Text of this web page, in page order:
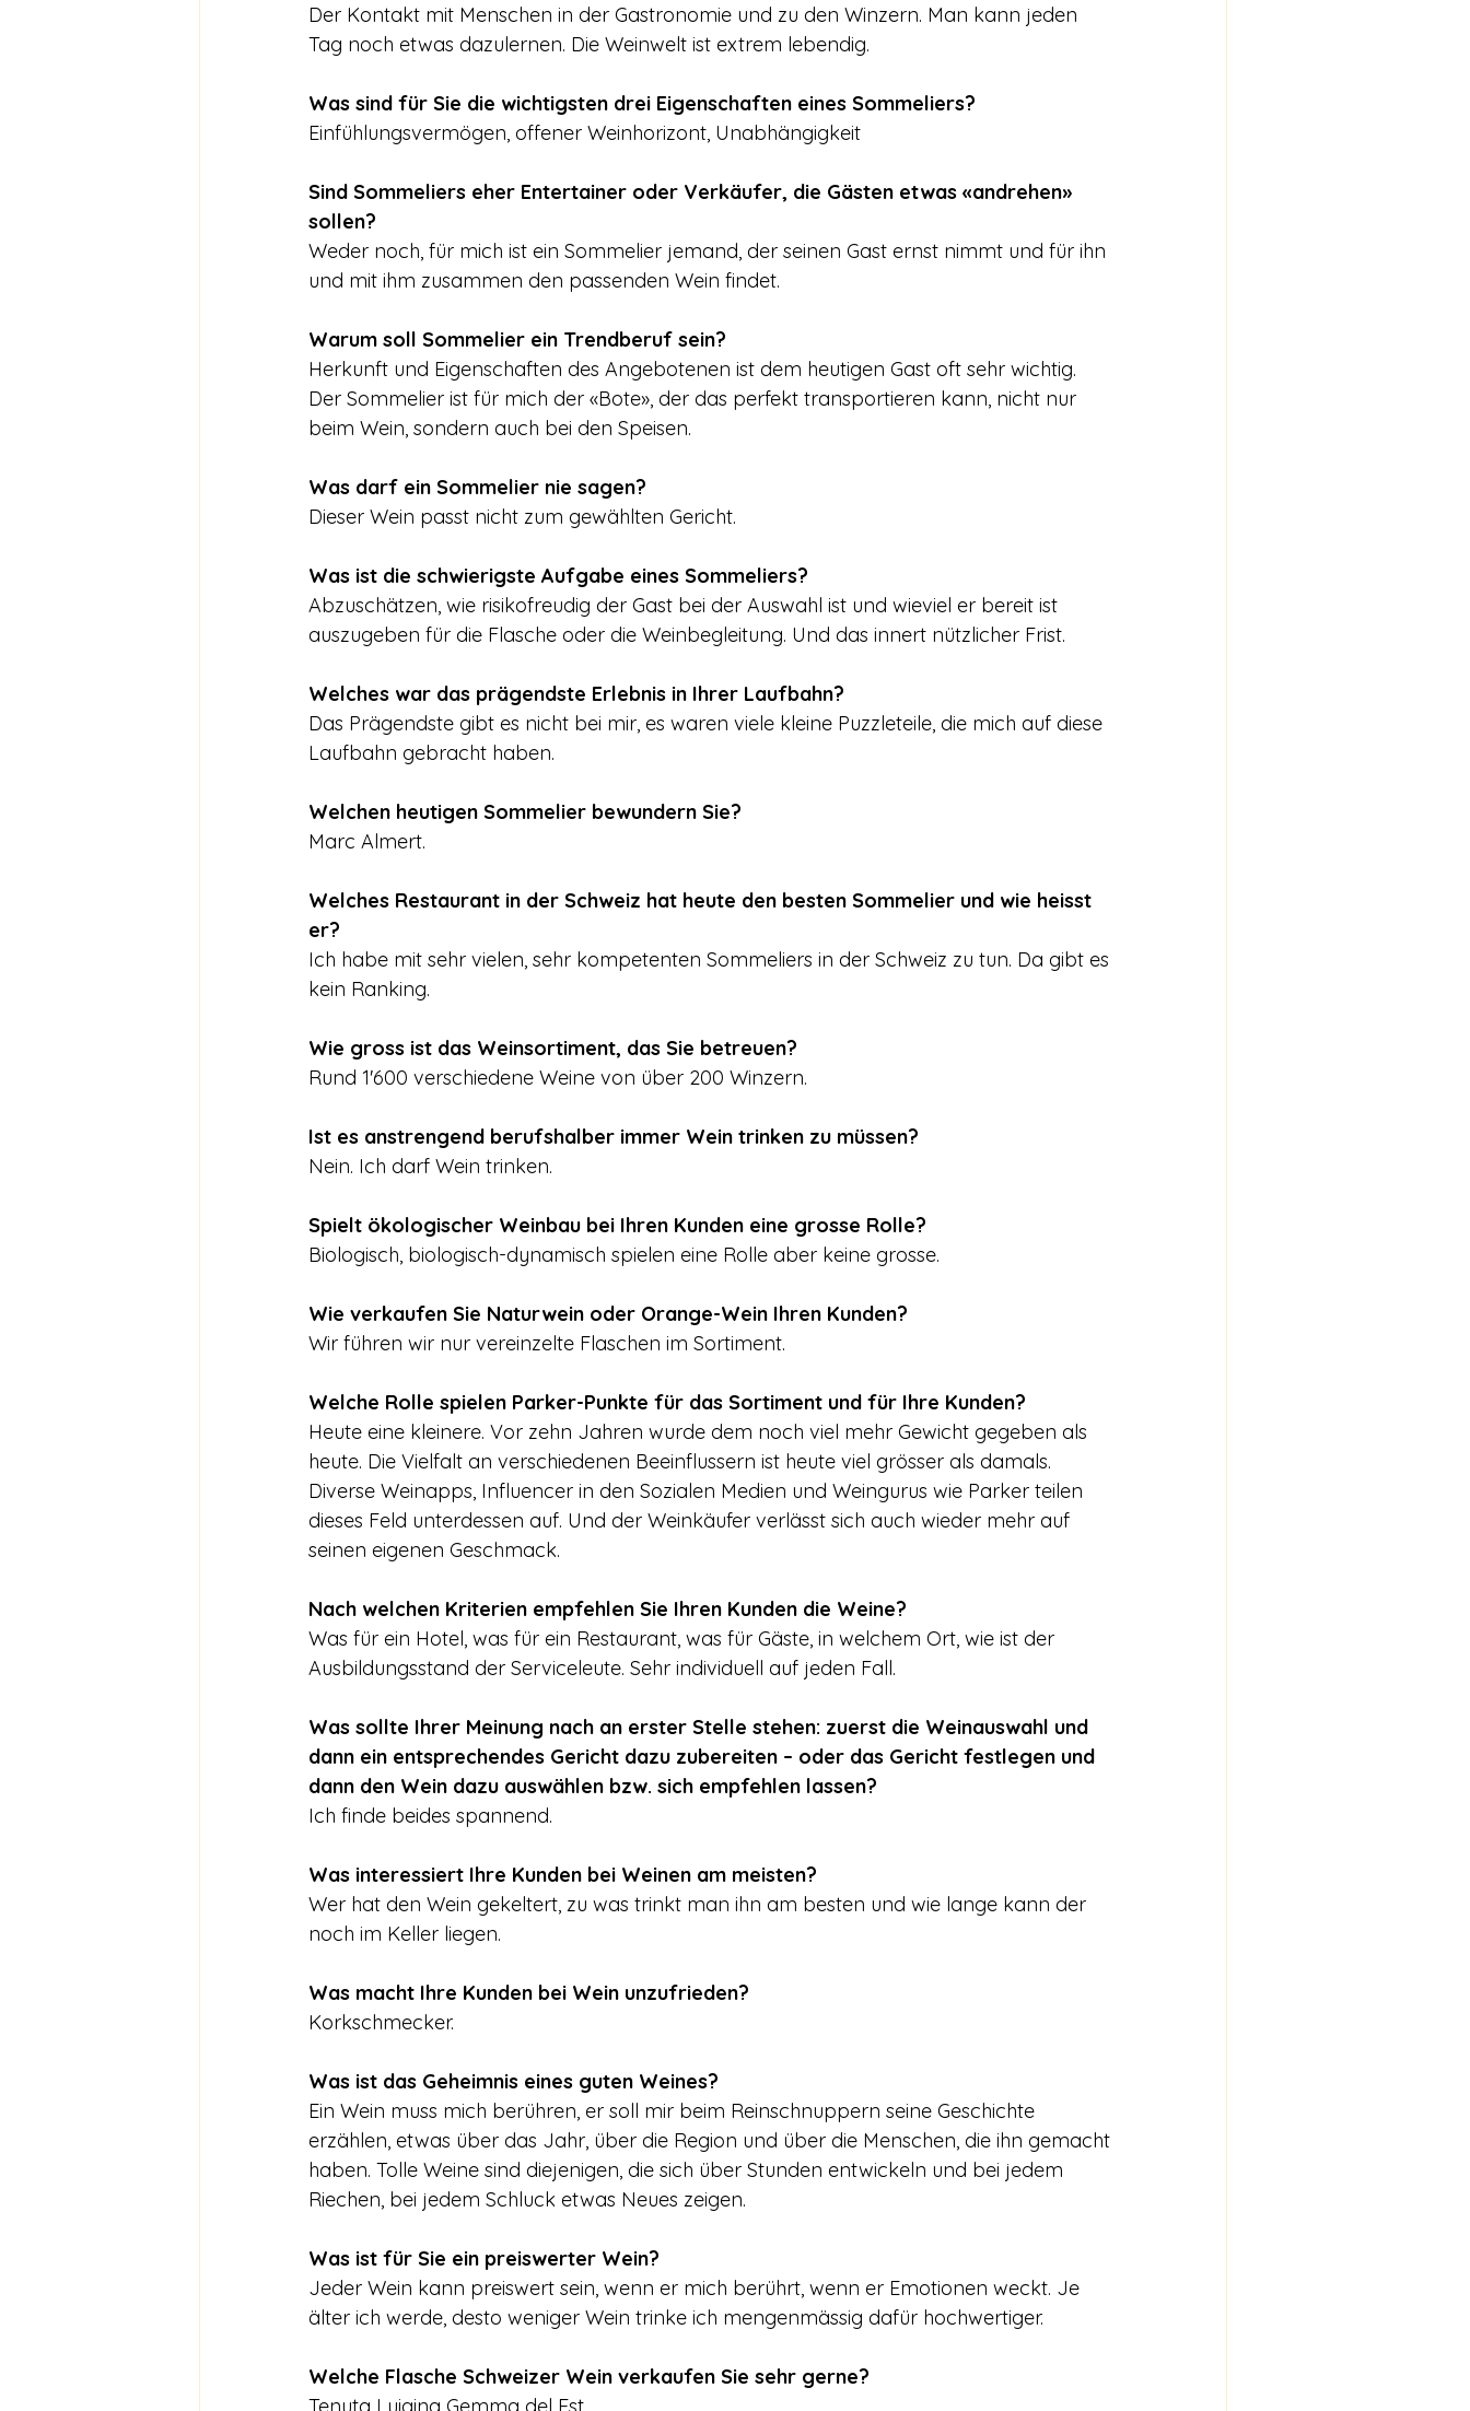
Der Kontakt mit Menschen in der Gastronomie und zu den Winzern. Man kann jeden
Tag noch etwas dazulernen. Die Weinwelt ist extrem lebendig.
Was sind für Sie die wichtigsten drei Eigenschaften eines Sommeliers?
Einfühlungsvermögen, offener Weinhorizont, Unabhängigkeit
Sind Sommeliers eher Entertainer oder Verkäufer, die Gästen etwas «andrehen»
sollen?
Weder noch, für mich ist ein Sommelier jemand, der seinen Gast ernst nimmt und für ihn
und mit ihm zusammen den passenden Wein findet.
Warum soll Sommelier ein Trendberuf sein?
Herkunft und Eigenschaften des Angebotenen ist dem heutigen Gast oft sehr wichtig.
Der Sommelier ist für mich der «Bote», der das perfekt transportieren kann, nicht nur
beim Wein, sondern auch bei den Speisen.
Was darf ein Sommelier nie sagen?
Dieser Wein passt nicht zum gewählten Gericht.
Was ist die schwierigste Aufgabe eines Sommeliers?
Abzuschätzen, wie risikofreudig der Gast bei der Auswahl ist und wieviel er bereit ist
auszugeben für die Flasche oder die Weinbegleitung. Und das innert nützlicher Frist.
Welches war das prägendste Erlebnis in Ihrer Laufbahn?
Das Prägendste gibt es nicht bei mir, es waren viele kleine Puzzleteile, die mich auf diese
Laufbahn gebracht haben.
Welchen heutigen Sommelier bewundern Sie?
Marc Almert.
Welches Restaurant in der Schweiz hat heute den besten Sommelier und wie heisst
er?
Ich habe mit sehr vielen, sehr kompetenten Sommeliers in der Schweiz zu tun. Da gibt es
kein Ranking.
Wie gross ist das Weinsortiment, das Sie betreuen?
Rund 1'600 verschiedene Weine von über 200 Winzern.
Ist es anstrengend berufshalber immer Wein trinken zu müssen?
Nein. Ich darf Wein trinken.
Spielt ökologischer Weinbau bei Ihren Kunden eine grosse Rolle?
Biologisch, biologisch-dynamisch spielen eine Rolle aber keine grosse.
Wie verkaufen Sie Naturwein oder Orange-Wein Ihren Kunden?
Wir führen wir nur vereinzelte Flaschen im Sortiment.
Welche Rolle spielen Parker-Punkte für das Sortiment und für Ihre Kunden?
Heute eine kleinere. Vor zehn Jahren wurde dem noch viel mehr Gewicht gegeben als
heute. Die Vielfalt an verschiedenen Beeinflussern ist heute viel grösser als damals.
Diverse Weinapps, Influencer in den Sozialen Medien und Weingurus wie Parker teilen
dieses Feld unterdessen auf. Und der Weinkäufer verlässt sich auch wieder mehr auf
seinen eigenen Geschmack.
Nach welchen Kriterien empfehlen Sie Ihren Kunden die Weine?
Was für ein Hotel, was für ein Restaurant, was für Gäste, in welchem Ort, wie ist der
Ausbildungsstand der Serviceleute. Sehr individuell auf jeden Fall.
Was sollte Ihrer Meinung nach an erster Stelle stehen: zuerst die Weinauswahl und
dann ein entsprechendes Gericht dazu zubereiten – oder das Gericht festlegen und
dann den Wein dazu auswählen bzw. sich empfehlen lassen?
Ich finde beides spannend.
Was interessiert Ihre Kunden bei Weinen am meisten?
Wer hat den Wein gekeltert, zu was trinkt man ihn am besten und wie lange kann der
noch im Keller liegen.
Was macht Ihre Kunden bei Wein unzufrieden?
Korkschmecker.
Was ist das Geheimnis eines guten Weines?
Ein Wein muss mich berühren, er soll mir beim Reinschnuppern seine Geschichte
erzählen, etwas über das Jahr, über die Region und über die Menschen, die ihn gemacht
haben. Tolle Weine sind diejenigen, die sich über Stunden entwickeln und bei jedem
Riechen, bei jedem Schluck etwas Neues zeigen.
Was ist für Sie ein preiswerter Wein?
Jeder Wein kann preiswert sein, wenn er mich berührt, wenn er Emotionen weckt. Je
älter ich werde, desto weniger Wein trinke ich mengenmässig dafür hochwertiger.
Welche Flasche Schweizer Wein verkaufen Sie sehr gerne?
Tenuta Luigina Gemma del Est